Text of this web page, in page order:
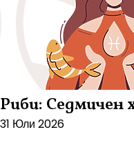
Риби: Седмичен
31 Юли 2026